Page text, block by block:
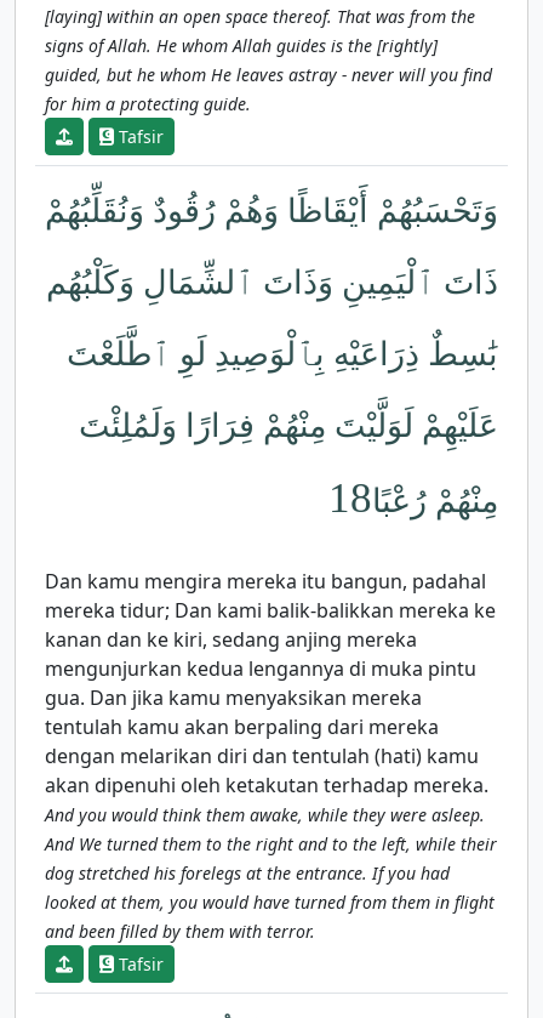
[laying] within an open space thereof. That was from the
signs of Allah. He whom Allah guides is the [rightly]
guided, but he whom He leaves astray - never will you find
for him a protecting guide.
Tafsir
وَتَحْسَبُهُمْ أَيْقَاظًا وَهُمْ رُقُودٌ وَنُقَلِّبُهُمْ
ذَاتَ ٱلْيَمِينِ وَذَاتَ ٱلشِّمَالِ وَكَلْبُهُم
بَٰسِطٌ ذِرَاعَيْهِ بِٱلْوَصِيدِ لَوِ ٱطَّلَعْتَ
عَلَيْهِمْ لَوَلَّيْتَ مِنْهُمْ فِرَارًا وَلَمُلِئْتَ
مِنْهُمْ رُعْبًا18
Dan kamu mengira mereka itu bangun, padahal
mereka tidur; Dan kami balik-balikkan mereka ke
kanan dan ke kiri, sedang anjing mereka
mengunjurkan kedua lengannya di muka pintu
gua. Dan jika kamu menyaksikan mereka
tentulah kamu akan berpaling dari mereka
dengan melarikan diri dan tentulah (hati) kamu
akan dipenuhi oleh ketakutan terhadap mereka.
And you would think them awake, while they were asleep.
And We turned them to the right and to the left, while their
dog stretched his forelegs at the entrance. If you had
looked at them, you would have turned from them in flight
and been filled by them with terror.
Tafsir